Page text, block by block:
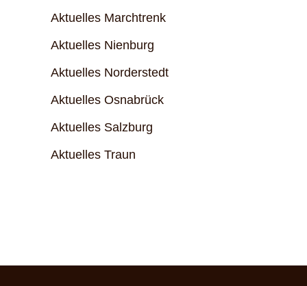
Aktuelles Marchtrenk
Aktuelles Nienburg
Aktuelles Norderstedt
Aktuelles Osnabrück
Aktuelles Salzburg
Aktuelles Traun